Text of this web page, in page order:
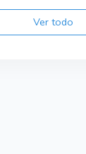
Ver todo